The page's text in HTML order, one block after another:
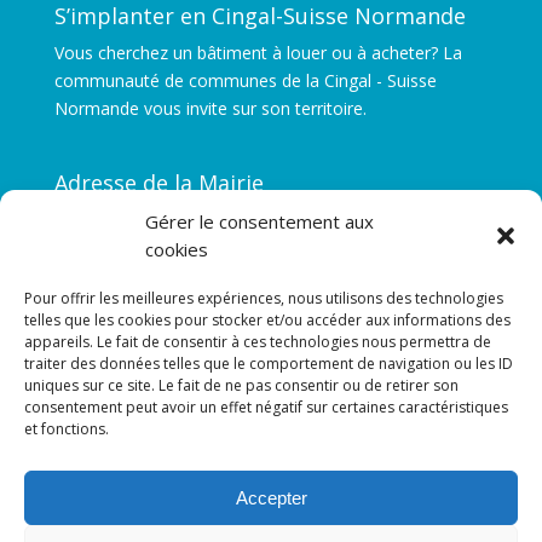
Gérer le consentement aux
cookies
Pour offrir les meilleures expériences, nous utilisons des technologies
telles que les cookies pour stocker et/ou accéder aux informations des
appareils. Le fait de consentir à ces technologies nous permettra de
traiter des données telles que le comportement de navigation ou les ID
uniques sur ce site. Le fait de ne pas consentir ou de retirer son
consentement peut avoir un effet négatif sur certaines caractéristiques
et fonctions.
Accepter
S’implanter en Cingal-Suisse Normande
Vous cherchez un bâtiment à louer ou à acheter? La
communauté de communes de la Cingal - Suisse
Normande vous invite sur son territoire.
Adresse de la Mairie
Mentions légales
Anciens sites
Du cingal
De la Suisse Normande